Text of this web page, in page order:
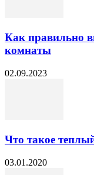
Как правильно
комнаты
02.09.2023
Что такое
03.01.2020